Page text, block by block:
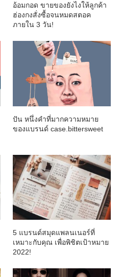
อ้อมกอด ขายของยังไงให้ลูกค้า
ฮ่องกงสั่งซื้อจนหมดสตอค
ภายใน 3 วัน!
ปัน หนึ่งคำที่มากความหมาย
ของแบรนด์ case.bittersweet
5 แบรนด์สมุดแพลนเนอร์ที่
เหมาะกับคุณ เพื่อพิชิตเป้าหมาย
2022!